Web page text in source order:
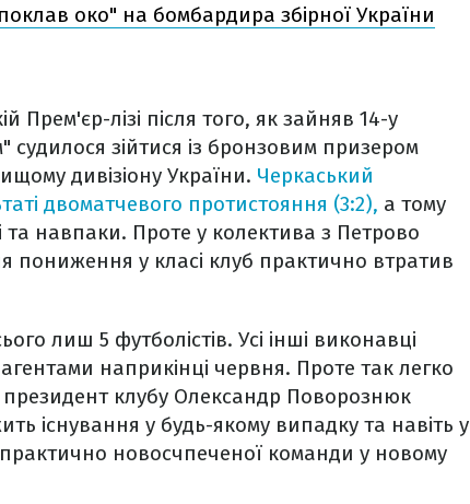
око" на бомбардира збірної України
Прем'єр-лізі після того, як зайняв 14-у
судилося зійтися із бронзовим призером
дивізіону України. Черкаський
двоматчевого протистояння (3:2), а тому
та навпаки. Проте у колектива з Петрово
пониження у класі клуб практично втратив
лиш 5 футболістів. Усі інші виконавці
наприкінці червня. Проте так легко
президент клубу Олександр Поворознюк
існування у будь-якому випадку та навіть у
новосчпеченої команди у новому